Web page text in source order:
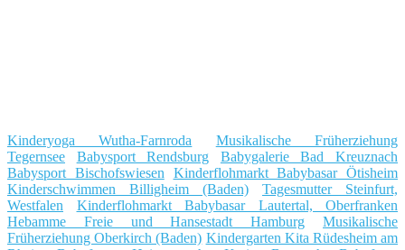
Kinderyoga Wutha-Farnroda
Musikalische Früherziehung
Tegernsee
Babysport Rendsburg
Babygalerie Bad Kreuznach
Babysport Bischofswiesen
Kinderflohmarkt Babybasar Ötisheim
Kinderschwimmen Billigheim (Baden)
Tagesmutter Steinfurt,
Westfalen
Kinderflohmarkt Babybasar Lautertal, Oberfranken
Hebamme Freie und Hansestadt Hamburg
Musikalische
Früherziehung Oberkirch (Baden) Kindergarten Kita Rüdesheim am